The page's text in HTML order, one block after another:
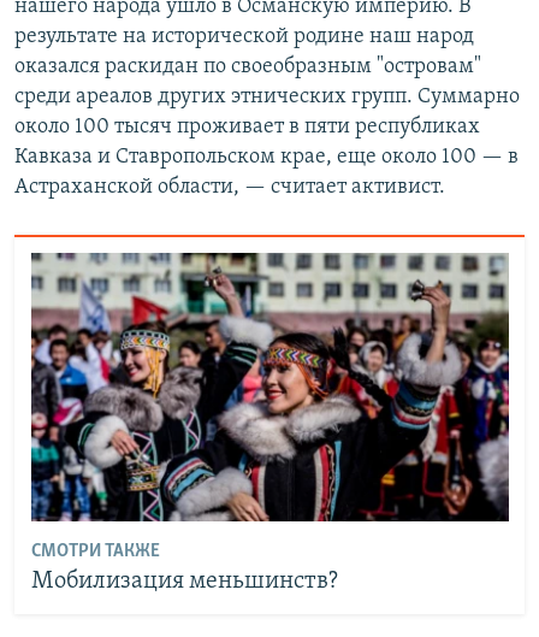
нашего народа ушло в Османскую империю. В
результате на исторической родине наш народ
оказался раскидан по своеобразным "островам"
среди ареалов других этнических групп. Суммарно
около 100 тысяч проживает в пяти республиках
Кавказа и Ставропольском крае, еще около 100 — в
Астраханской области, — считает активист.
СМОТРИ ТАКЖЕ
Мобилизация меньшинств?